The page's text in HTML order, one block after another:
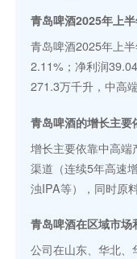
青岛啤酒2025年上
青岛啤酒2025年上
2.11%；净利润
271.3万千升，中高
青岛啤酒的增长主要
增长主要依靠中高端
渠道（连续5年高速
浊IPA等），同时原
青岛啤酒在区域市场
公司在山东、华北、